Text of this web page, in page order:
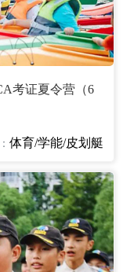
考证夏令营（6
体育/学能/皮划艇